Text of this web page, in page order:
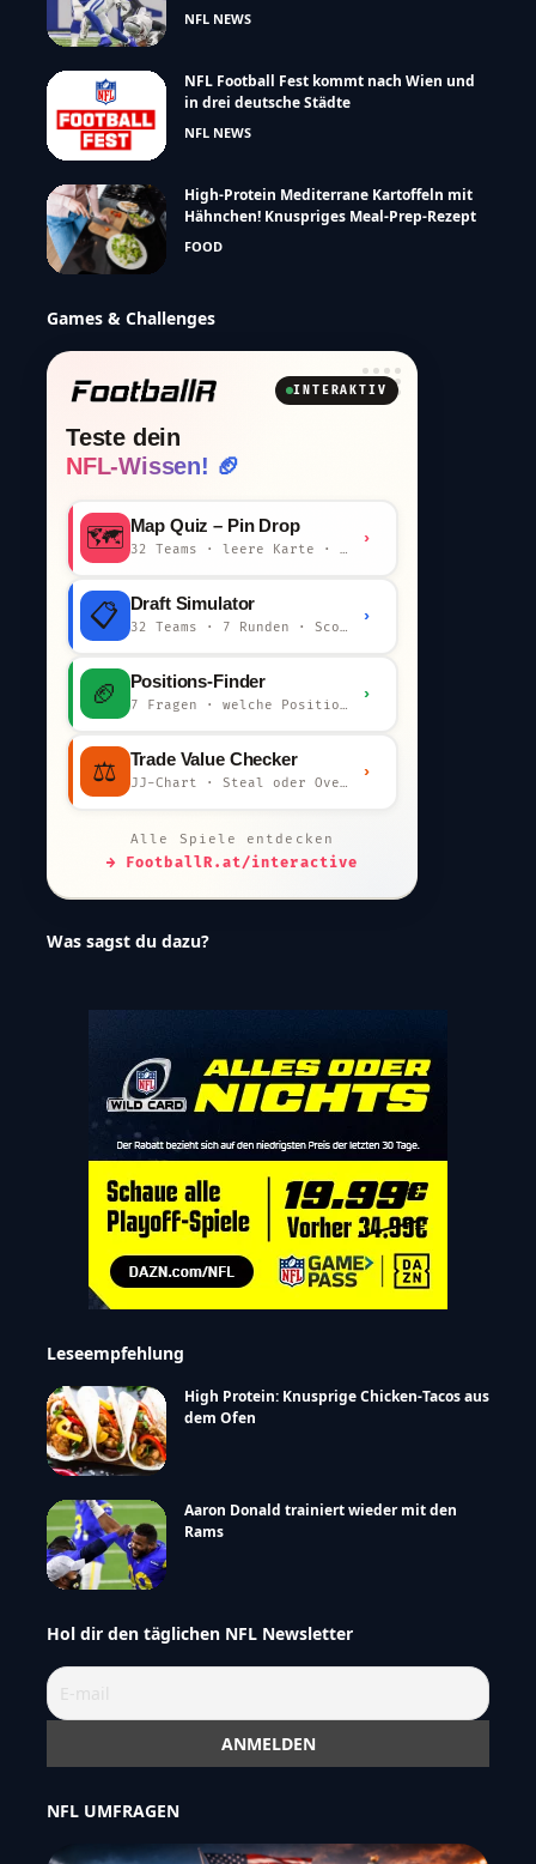
NFL NEWS
NFL Football Fest kommt nach Wien und
in drei deutsche Städte
NFL NEWS
High-Protein Mediterrane Kartoffeln mit
Hähnchen! Knuspriges Meal-Prep-Rezept
FOOD
Games & Challenges
INTERAKTIV
Teste dein
NFL-Wissen! 🏈
🗺️ Map Quiz – Pin Drop
32 Teams · leere Karte · km-Wertung
›
📋 Draft Simulator
32 Teams · 7 Runden · Scout-Kommentar
›
🏈 Positions-Finder
7 Fragen · welche Position bist du?
›
⚖️ Trade Value Checker
JJ-Chart · Steal oder Overpay?
›
Alle Spiele entdecken
→ FootballR.at/interactive
Was sagst du dazu?
Leseempfehlung
High Protein: Knusprige Chicken-Tacos aus
dem Ofen
Aaron Donald trainiert wieder mit den
Rams
Hol dir den täglichen NFL Newsletter
NFL UMFRAGEN